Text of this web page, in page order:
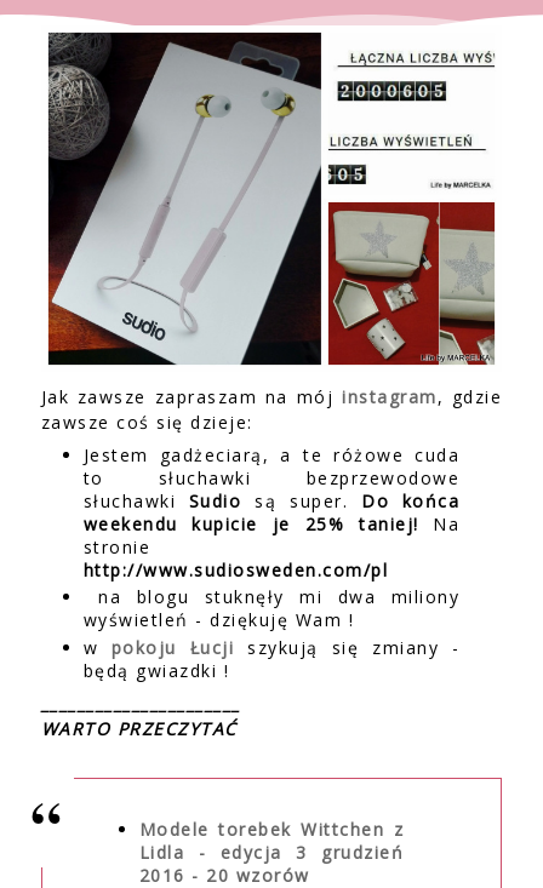
Jak zawsze zapraszam na mójinstagram, gdzie
zawsze coś się dzieje:
Jestem gadżeciarą, a te różowe cuda
to słuchawki bezprzewodowe
słuchawki Sudio są super. Do końca
weekendu kupicie je 25% taniej! Na
stronie
http://www.sudiosweden.com/pl
na blogu stuknęły mi dwa miliony
wyświetleń - dziękuję Wam !
w pokoju Łucji szykują się zmiany -
będą gwiazdki !
WARTO PRZECZYTAĆ
Modele torebek Wittchen z
Lidla - edycja 3 grudzień
2016 - 20 wzorów